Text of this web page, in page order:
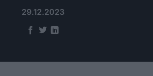
29.12.2023